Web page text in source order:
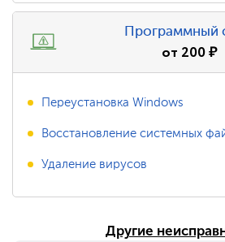
Программный
от 200₽
Переустановка Windows
Восстановление системных
Удаление вирусов
Другие